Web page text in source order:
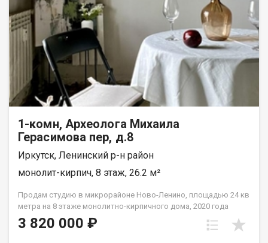
1-комн, Археолога Михаила
Герасимова пер, д.8
Иркутск, Ленинский р-н район
монолит-кирпич, 8 этаж, 26.2 м²
Продам студию в микрорайоне Ново-Ленино, площадью 24 кв
метра на 8 этаже монолитно-кирпичного дома, 2020 года
постройки. Студия в черновой отделке, светлая, из окон
открывается приятный вид на город. Дом теплый, рядом
3 820 000 ₽